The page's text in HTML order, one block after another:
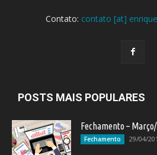
Contato: contato [at]
POSTS MAIS POPULARES
Fechamento –
Fechamento 29/04/